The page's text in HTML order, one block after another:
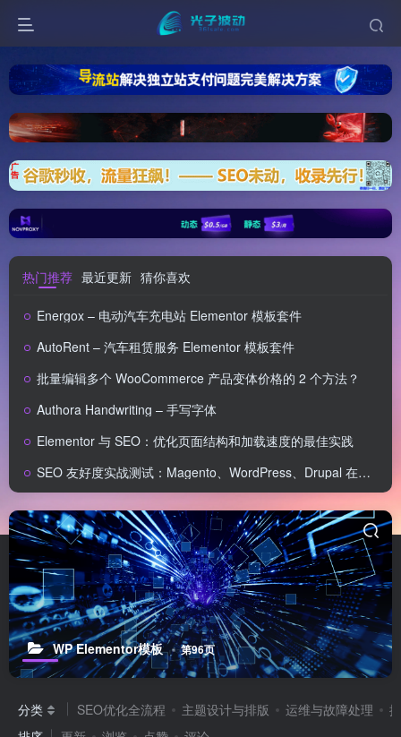
热门推荐 最近更新 猜你喜欢
Energox – 电动汽车充电站 Elementor 模板套件
AutoRent – 汽车租赁服务 Elementor 模板套件
批量编辑多个 WooCommerce 产品变体价格的 2 个方法？
Authora Handwriting – 手写字体
Elementor 与 SEO：优化页面结构和加载速度的最佳实践
SEO 友好度实战测试：Magento、WordPress、Drupal 在核心 SEO 要素上的表现对比
WP Elementor模板 第96页
分类 SEO优化全流程 主题设计与排版 运维与故障处理